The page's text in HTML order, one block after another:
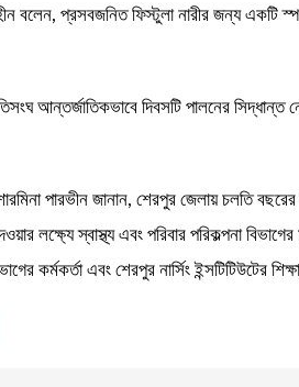
বলেন, প্রসবজনিত ফিস্টুলা নারীর জন্য
আন্তর্জাতিকভাবে দিবসটি পালনের সিদ্ধান্ত
পারভীন জানান, শেরপুর জেলায় চলতি
লক্ষ্যে স্বাস্থ্য এবং পরিবার পরিকল্পনা
কর্মকর্তা এবং শেরপুর নার্সিং ইন্সটিটিউটের